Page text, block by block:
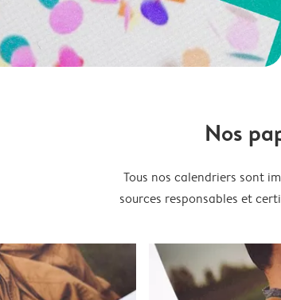
Nos
Tous nos calendriers sont
sources responsables et